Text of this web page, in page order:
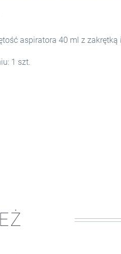
aspiratora 40 ml z zakrętką
1 szt.